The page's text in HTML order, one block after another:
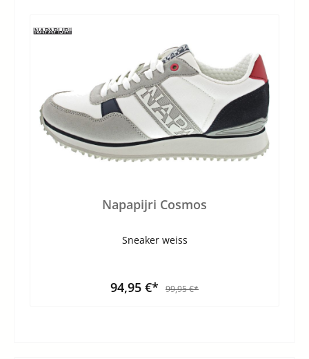
Napapijri Cosmos
Sneaker weiss
94,95 €* 99,95 €*